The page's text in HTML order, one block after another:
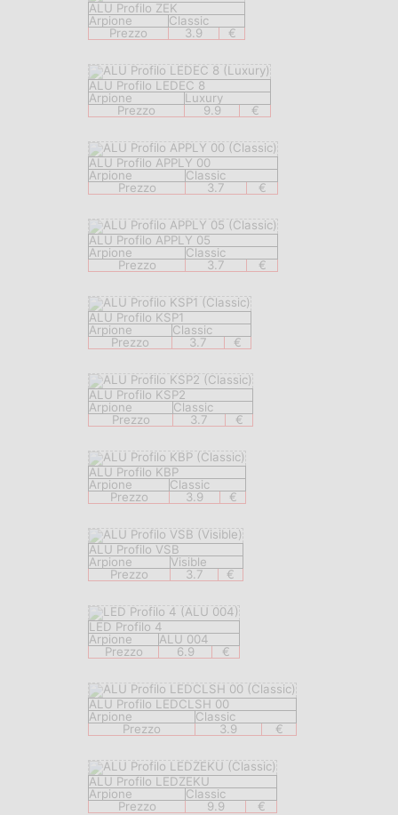
ALU Profilo ZEK
Arpione
Classic
Prezzo
3.9 €
ALU Profilo LEDEC 8
Arpione
Luxury
Prezzo
9.9 €
ALU Profilo APPLY 00
Arpione
Classic
Prezzo
3.7 €
ALU Profilo APPLY 05
Arpione
Classic
Prezzo
3.7 €
ALU Profilo KSP1
Arpione
Classic
Prezzo
3.7 €
ALU Profilo KSP2
Arpione
Classic
Prezzo
3.7 €
ALU Profilo KBP
Arpione
Classic
Prezzo
3.9 €
ALU Profilo VSB
Arpione
Visible
Prezzo
3.7 €
LED Profilo 4
Arpione
ALU 004
Prezzo
6.9 €
ALU Profilo LEDCLSH 00
Arpione
Classic
Prezzo
3.9 €
ALU Profilo LEDZEKU
Arpione
Classic
Prezzo
9.9 €